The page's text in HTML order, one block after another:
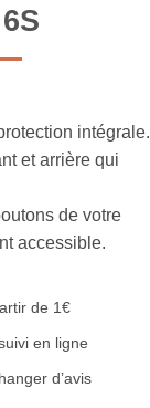
intégrale.
et arrière qui
de votre
accessible.
de 1€
en ligne
d’avis